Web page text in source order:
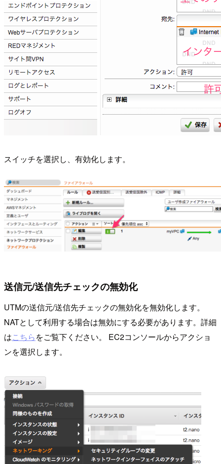
スイッチを選択し、有効化します。
送信元/送信先チェックの無効化
UTMの送信元/送信先チェックの無効化を無効化します。
NATとして利用する場合は無効にする必要があります。詳細
はこちらをご覧下ください。 EC2コンソールからアクショ
ンを選択します。